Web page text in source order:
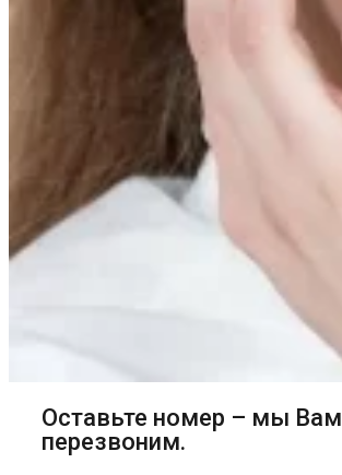
Оставьте номер – мы Вам
перезвоним.